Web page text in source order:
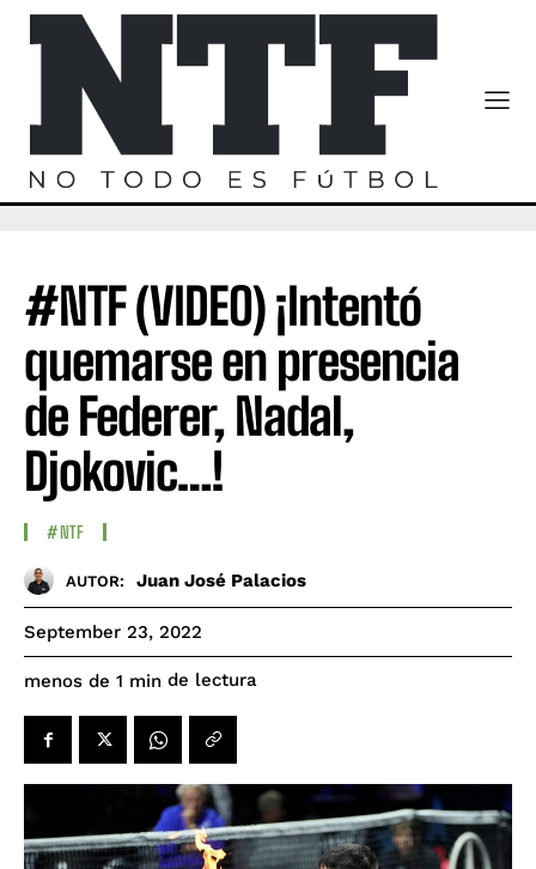
#NTF (VIDEO) ¡Intentó
quemarse en presencia
de Federer, Nadal,
Djokovic…!
#NTF
AUTOR: Juan José Palacios
September 23, 2022
menos de 1 min de lectura